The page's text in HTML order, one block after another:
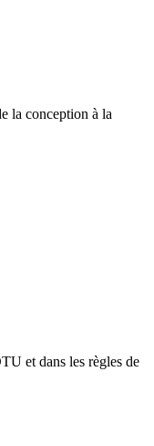
la conception à la
et dans les règles de